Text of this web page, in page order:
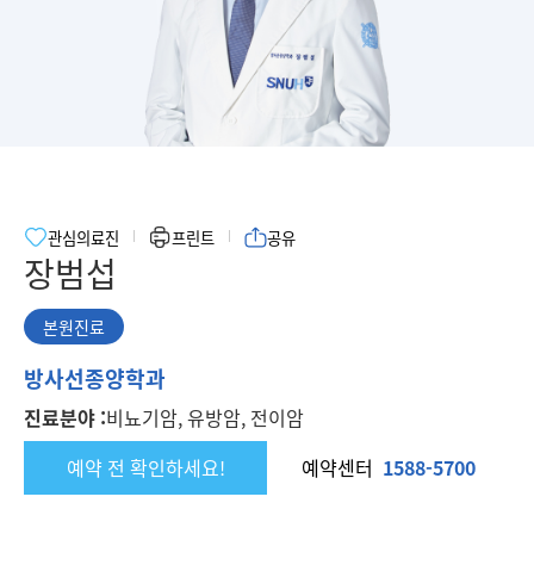
장범섭
관심의료진 프린트 공유
본원진료
본
진
료
방사선종양학과
진료분야 :비뇨기암, 유방암, 전이암
예약 전 확인하세요!
예약센터 1588-5700